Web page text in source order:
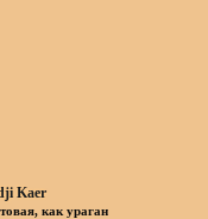
Kaer
как ураган